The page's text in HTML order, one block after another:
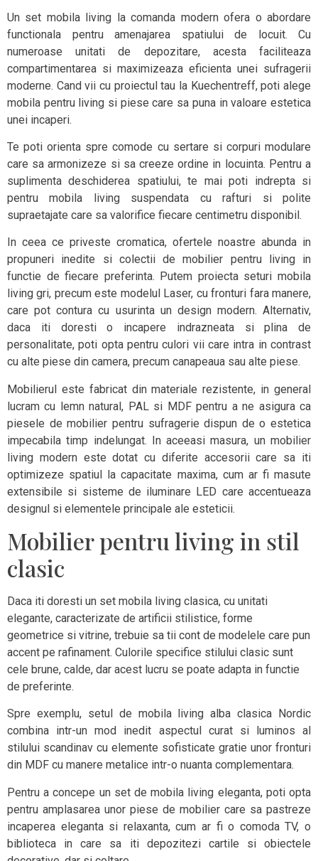
Un set mobila living la comanda modern ofera o abordare
functionala pentru amenajarea spatiului de locuit. Cu
numeroase unitati de depozitare, acesta faciliteaza
compartimentarea si maximizeaza eficienta unei sufragerii
moderne. Cand vii cu proiectul tau la Kuechentreff, poti alege
mobila pentru living si piese care sa puna in valoare estetica
unei incaperi.
Te poti orienta spre comode cu sertare si corpuri modulare
care sa armonizeze si sa creeze ordine in locuinta. Pentru a
suplimenta deschiderea spatiului, te mai poti indrepta si
pentru mobila living suspendata cu rafturi si polite
supraetajate care sa valorifice fiecare centimetru disponibil.
In ceea ce priveste cromatica, ofertele noastre abunda in
propuneri inedite si colectii de mobilier pentru living in
functie de fiecare preferinta. Putem proiecta seturi mobila
living gri, precum este modelul Laser, cu fronturi fara manere,
care pot contura cu usurinta un design modern. Alternativ,
daca iti doresti o incapere indrazneata si plina de
personalitate, poti opta pentru culori vii care intra in contrast
cu alte piese din camera, precum canapeaua sau alte piese.
Mobilierul este fabricat din materiale rezistente, in general
lucram cu lemn natural, PAL si MDF pentru a ne asigura ca
piesele de mobilier pentru sufragerie dispun de o estetica
impecabila timp indelungat. In aceeasi masura, un mobilier
living modern este dotat cu diferite accesorii care sa iti
optimizeze spatiul la capacitate maxima, cum ar fi masute
extensibile si sisteme de iluminare LED care accentueaza
designul si elementele principale ale esteticii.
Mobilier pentru living in stil
clasic
Daca iti doresti un set mobila living clasica, cu unitati
elegante, caracterizate de artificii stilistice, forme
geometrice si vitrine, trebuie sa tii cont de modelele care pun
accent pe rafinament. Culorile specifice stilului clasic sunt
cele brune, calde, dar acest lucru se poate adapta in functie
de preferinte.
Spre exemplu, setul de mobila living alba clasica Nordic
combina intr-un mod inedit aspectul curat si luminos al
stilului scandinav cu elemente sofisticate gratie unor fronturi
din MDF cu manere metalice intr-o nuanta complementara.
Pentru a concepe un set de mobila living eleganta, poti opta
pentru amplasarea unor piese de mobilier care sa pastreze
incaperea eleganta si relaxanta, cum ar fi o comoda TV, o
biblioteca in care sa iti depozitezi cartile si obiectele